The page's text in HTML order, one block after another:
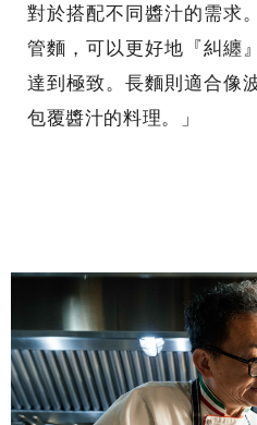
對於搭配不同醬汁的需求
管麵，可以更好地『糾纏
達到極致。長麵則適合像
包覆醬汁的料理。」